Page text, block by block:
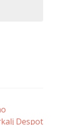
Despot